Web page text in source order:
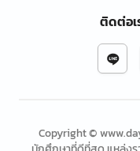
ติดต่อเ
Copyright ©